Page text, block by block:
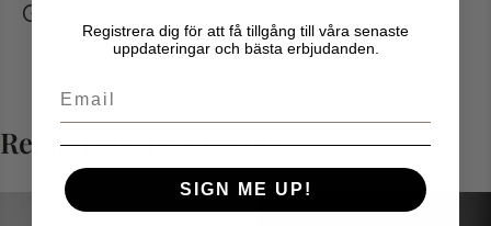
Galleri1
Relaterade produkter
Registrera dig för att få tillgång till våra senaste
uppdateringar och bästa erbjudanden.
Email
SIGN ME UP!